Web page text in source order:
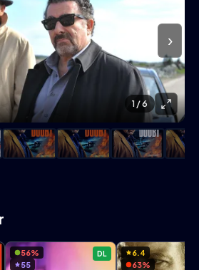
›
1 / 6
DL
56%
55
6.4
63%